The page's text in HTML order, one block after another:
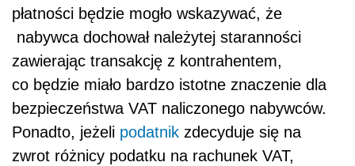
płatności będzie mogło wskazywać, że
nabywca dochował należytej staranności
zawierając transakcję z kontrahentem,
co będzie miało bardzo istotne znaczenie dla
bezpieczeństwa VAT naliczonego nabywców.
Ponadto, jeżeli podatnik zdecyduje się na
zwrot różnicy podatku na rachunek VAT,